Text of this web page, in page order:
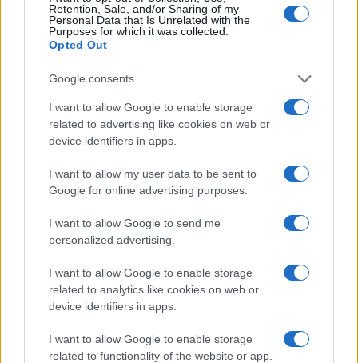
Retention, Sale, and/or Sharing of my
Personal Data that Is Unrelated with the
Purposes for which it was collected.
Opted Out
Google consents
I want to allow Google to enable storage
related to advertising like cookies on web or
device identifiers in apps.
I want to allow my user data to be sent to
Google for online advertising purposes.
I want to allow Google to send me
personalized advertising.
I want to allow Google to enable storage
related to analytics like cookies on web or
device identifiers in apps.
I want to allow Google to enable storage
related to functionality of the website or app.
Notre-Dame de Paris conquista Olbia, la prima
al Molo Brin è un successo
NECROLOGIE
Mario Malu